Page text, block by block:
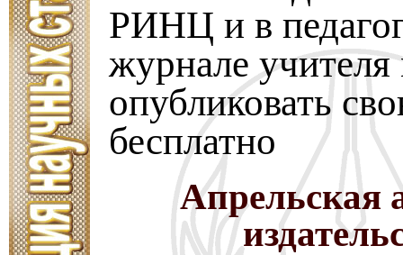
РИНЦ и в
журнале учителя
опубликовать
бесплатно
Апрельская